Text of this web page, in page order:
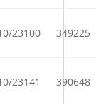
23100 349225
23141 390648